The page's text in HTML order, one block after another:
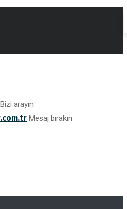
Bizi arayın
Mesaj bırakın